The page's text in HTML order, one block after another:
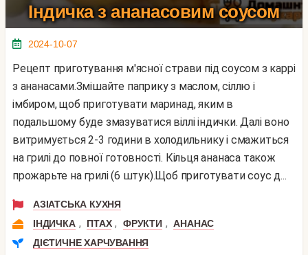
Індичка з ананасовим соусом
2024-10-07
Рецепт приготування м'ясної страви під соусом з каррі
з ананасами.Змішайте паприку з маслом, сіллю і
імбиром, щоб приготувати маринад, яким в
подальшому буде змазуватися віллі індички. Далі воно
витримується 2-3 години в холодильнику і смажиться
на грилі до повної готовності. Кільця ананаса також
прожарьте на грилі (6 штук).Щоб приготувати соус д...
АЗІАТСЬКА КУХНЯ
ІНДИЧКА , ПТАХ , ФРУКТИ , АНАНАС
ДІЄТИЧНЕ ХАРЧУВАННЯ